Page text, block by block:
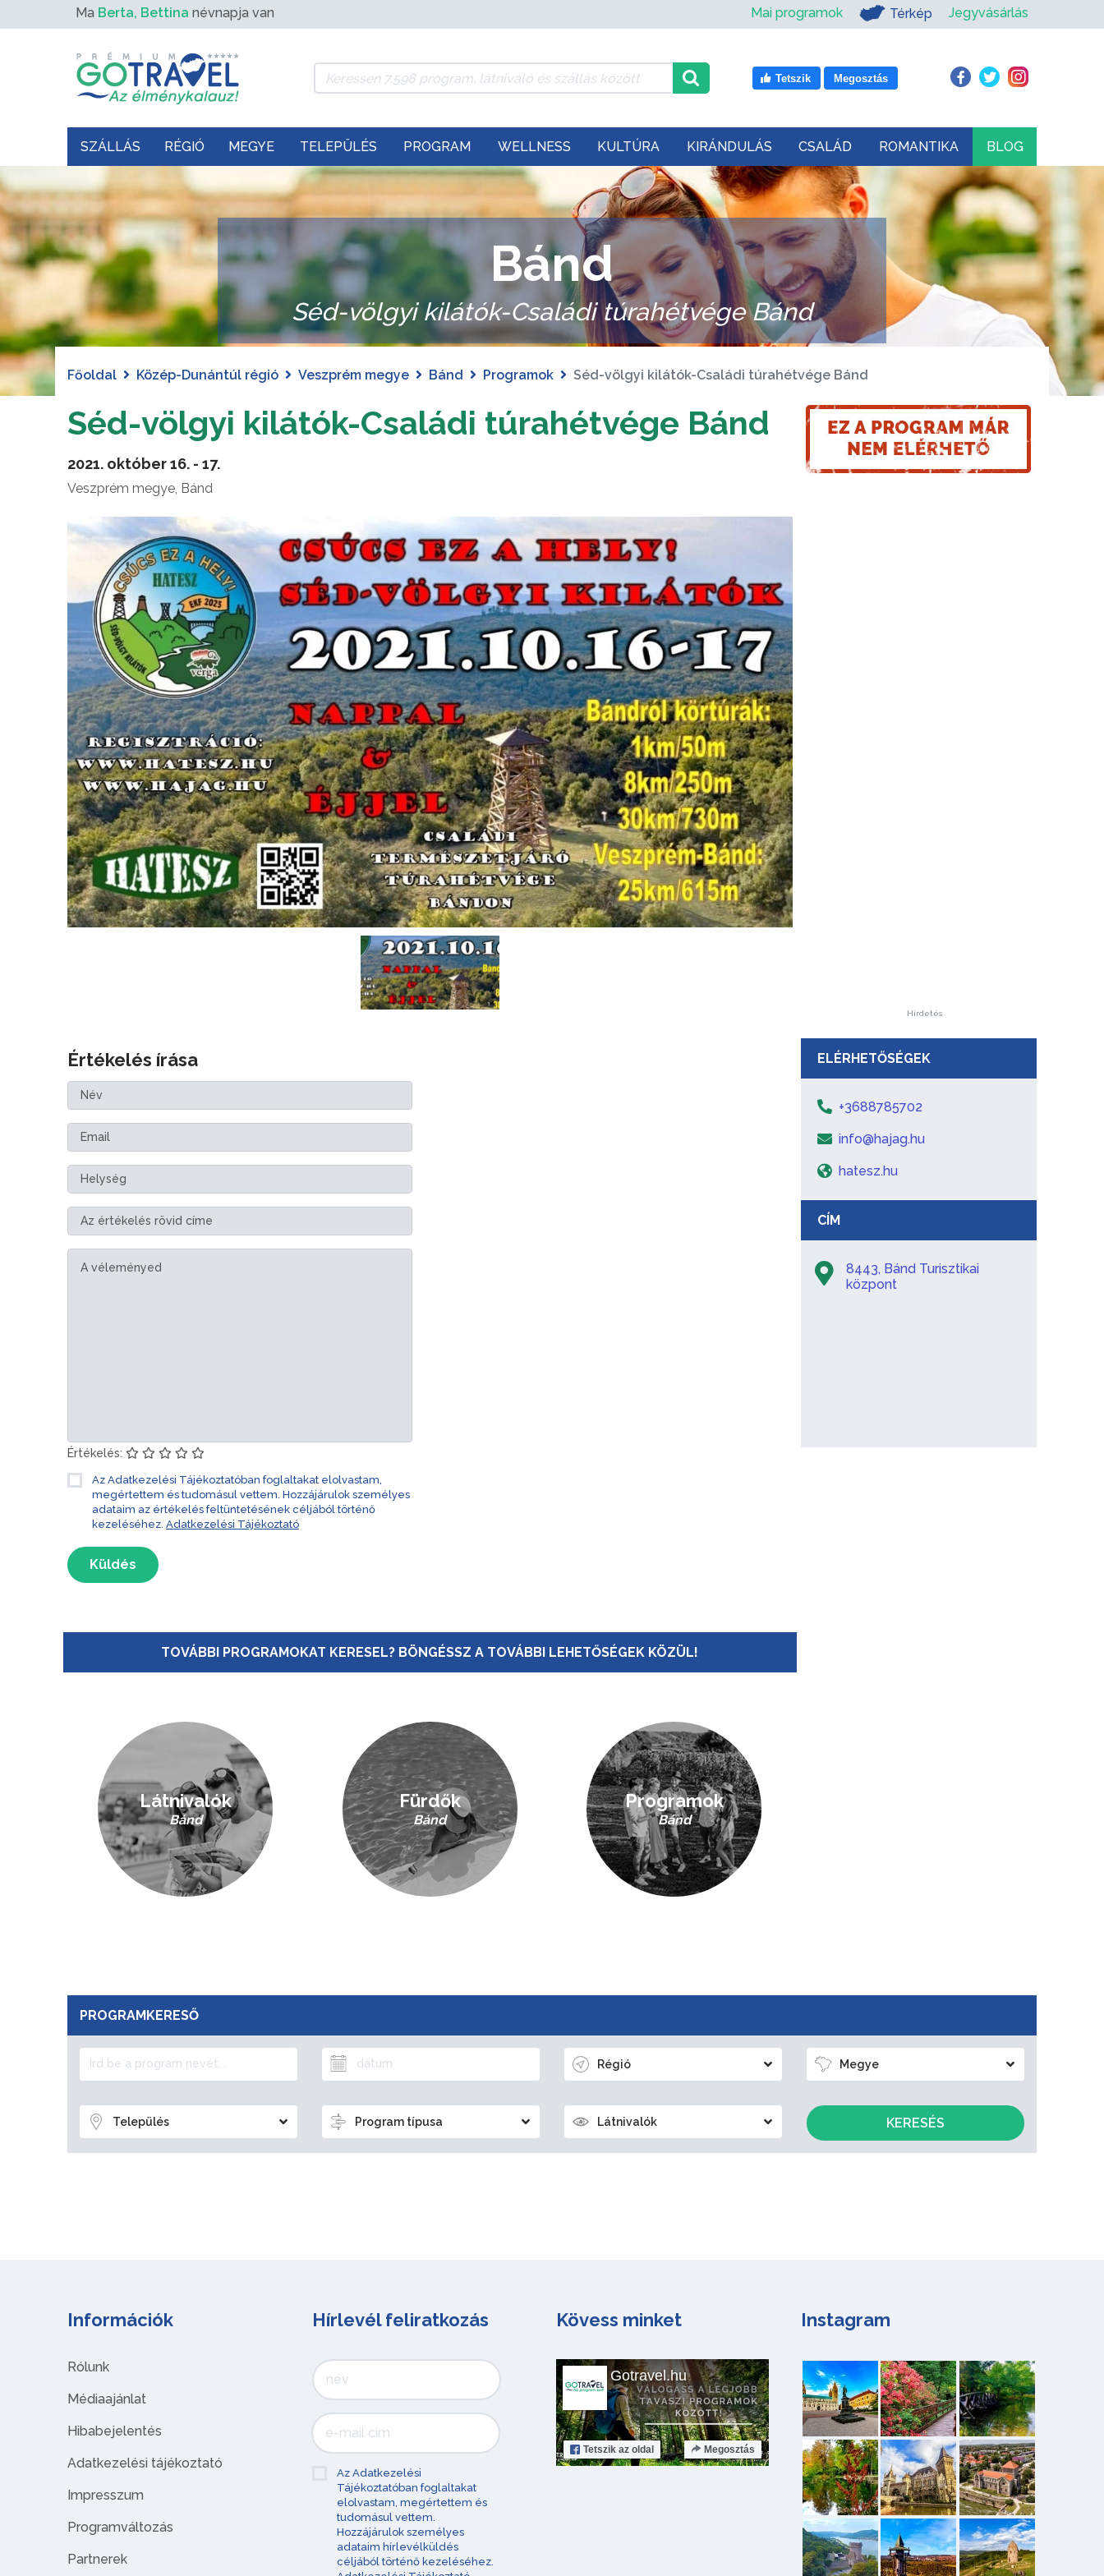
Ma Berta, Bettina névnapja van Mai programok Térkép Jegyvásárlás
Tetszik Megosztás
SZÁLLÁS RÉGIÓ MEGYE TELEPÜLÉS PROGRAM WELLNESS KULTÚRA KIRÁNDULÁS CSALÁD ROMANTIKA BLOG
Bánd
Séd-völgyi kilátók-Családi túrahétvége Bánd
Főoldal Közép-Dunántúl régió Veszprém megye Bánd Programok Séd-völgyi kilátók-Családi túrahétvége Bánd
Séd-völgyi kilátók-Családi túrahétvége Bánd
2021. október 16. - 17.
Veszprém megye, Bánd
Értékelés írása
Értékelés:
Az Adatkezelési Tájékoztatóban foglaltakat elolvastam,
megértettem és tudomásul vettem. Hozzájárulok személyes
adataim az értékelés feltüntetésének céljából történő
kezeléséhez. Adatkezelési Tájékoztató
Küldés
TOVÁBBI PROGRAMOKAT KERESEL? BÖNGÉSSZ A TOVÁBBI LEHETŐSÉGEK KÖZÜL!
Látnivalók
Bánd
Fürdők
Bánd
Programok
Bánd
Hirdetés
ELÉRHETŐSÉGEK
+3688785702
info@hajag.hu
hatesz.hu
CÍM
8443, Bánd Turisztikai
központ
PROGRAMKERESŐ
Régió Megye
Település Program típusa Látnivalók KERESÉS
Információk
Rólunk
Médiaajánlat
Hibabejelentés
Adatkezelési tájékoztató
Impresszum
Programváltozás
Partnerek
Hírlevél feliratkozás
Az Adatkezelési
Tájékoztatóban foglaltakat
elolvastam, megértettem és
tudomásul vettem.
Hozzájárulok személyes
adataim hírlevélküldés
céljából történő kezeléséhez.
Kövess minket
Gotravel.hu
Tetszik az oldal Megosztás
Instagram